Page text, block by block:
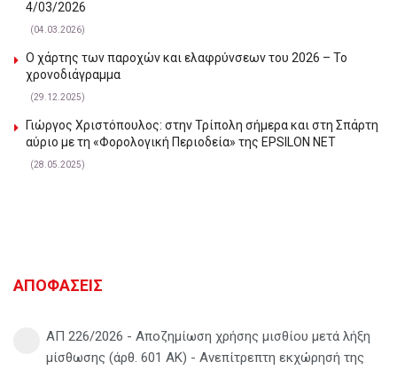
4/03/2026
(04.03.2026)
Ο χάρτης των παροχών και ελαφρύνσεων του 2026 – Το
χρονοδιάγραμμα
(29.12.2025)
Γιώργος Χριστόπουλος: στην Τρίπολη σήμερα και στη Σπάρτη
αύριο με τη «Φορολογική Περιοδεία» της EPSILON NET
(28.05.2025)
ΑΠΟΦΑΣΕΙΣ
ΑΠ 226/2026 - Αποζημίωση χρήσης μισθίου μετά λήξη
μίσθωσης (άρθ. 601 ΑΚ) - Ανεπίτρεπτη εκχώρησή της